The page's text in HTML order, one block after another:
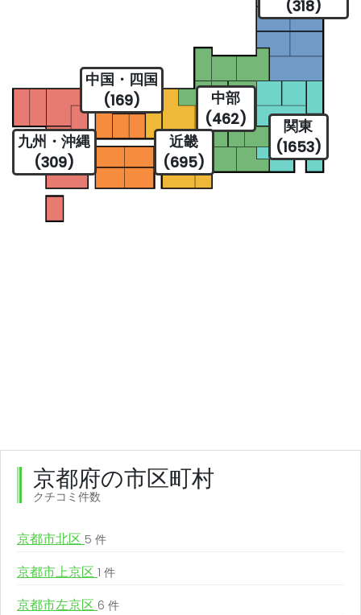
(318)
関東
(1653)
中部
(462)
近畿
(695)
中国・四国
(169)
九州・沖縄
(309)
京都府の市区町村
クチコミ件数
京都市北区 5 件
京都市上京区 1 件
京都市左京区 6 件